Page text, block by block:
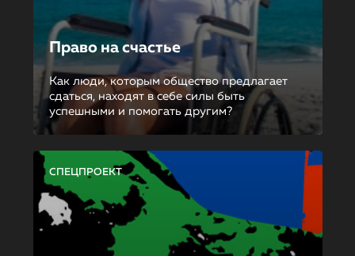
Право на счастье
Как люди, которым общество предлагает
сдаться, находят в себе силы быть
успешными и помогать другим?
СПЕЦПРОЕКТ